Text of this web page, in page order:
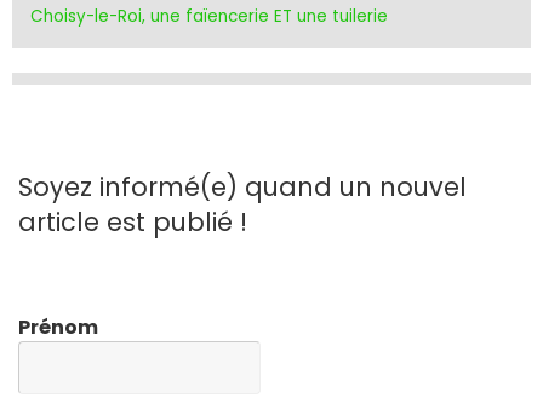
Choisy-le-Roi, une faïencerie ET une tuilerie
Soyez informé(e) quand un nouvel
article est publié !
Prénom